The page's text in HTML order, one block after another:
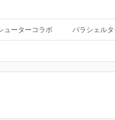
ューターコラボ パラシェル